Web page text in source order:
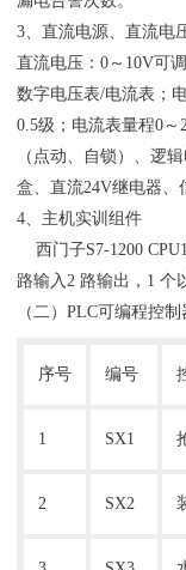
3、直流电源、直流电
直流电压：0～10V可
数字电压表/电流表；
0.5级；电流表量程0
（点动、自锁）、逻
盒、直流24V继电器、
4、主机实训组件
西门子S7-1200
路输入2 路输出，1 个
（二）PLC可编程控
序号 编号
1 SX1
2 SX2